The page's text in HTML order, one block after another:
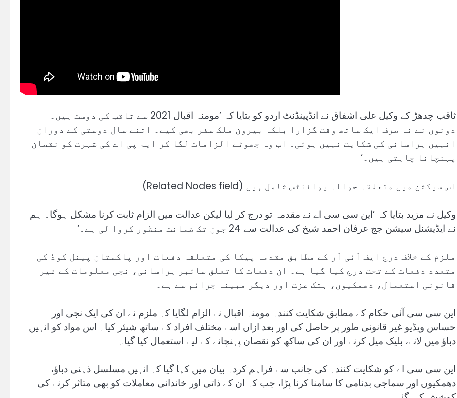
ثاقب چدھڑ کے وکیل علی اشفاق نے انڈپینڈنٹ اردو کو بتایا کہ ’مومنہ اقبال 2021 سے ثاقب کی دوست ہیں۔
دونوں نے نہ صرف ایک ساتھ وقت گزارا بلکہ بیرون ملک سفر بھی کیے۔ اتنے سال دوستی کے دوران
انہیں ہراسانی کی شکایت نہیں ہوئی۔ اب وہ جھوٹے الزامات لگا کر ایم پی اے کی شہرت کو نقصان
پہنچانا چاہتی ہیں۔‘
اس سیکشن میں متعلقہ حوالہ پوائنٹس شامل ہیں (Related Nodes field)
وکیل نے مزید بتایا کہ ’این سی سی اے نے مقدمہ تو درج کر لیا لیکن عدالت میں الزام ثابت کرنا مشکل ہوگا۔ ہم
نے ایڈیشنل سیشن جج عرفان احمد شیخ کی عدالت سے 24 جون تک ضمانت منظور کروا لی ہے۔‘
ملزم کے خلاف درج ایف آئی آر کے مطابق مقدمہ پیکا کی متعلقہ دفعات اور پاکستان پینل کوڈ کی
متعدد دفعات کے تحت درج کیا گیا ہے۔ ان دفعات کا تعلق سائبر ہراسانی، نجی معلومات کے غیر
قانونی استعمال، دھمکیوں، ہتک عزت اور دیگر مبینہ جرائم سے ہے۔
این سی سی آئی حکام کے مطابق شکایت کنندہ مومنہ اقبال نے الزام لگایا کہ ملزم نے ان کی ایک نجی اور
حساس ویڈیو غیر قانونی طور پر حاصل کی اور بعد ازاں اسے مختلف افراد کے ساتھ شیئر کیا۔ اس مواد کو انہیں
دباؤ میں لانے، بلیک میل کرنے اور ان کی ساکھ کو نقصان پہنچانے کے لیے استعمال کیا گیا۔
این سی سی اے کو شکایت کنندہ کی جانب سے فراہم کردہ بیان میں کہا گیا کہ انہیں مسلسل ذہنی دباؤ،
دھمکیوں اور سماجی بدنامی کا سامنا کرنا پڑا، جب کہ ان کے ذاتی اور خاندانی معاملات کو بھی متاثر کرنے کی